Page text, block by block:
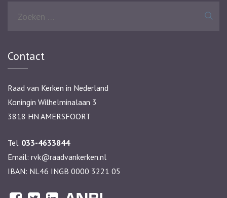
Contact
Raad van Kerken in Nederland
Koningin Wilhelminalaan 3
3818 HN AMERSFOORT
Tel. 033-4633844
Email: rvk@raadvankerken.nl
IBAN: NL46 INGB 0000 3221 05